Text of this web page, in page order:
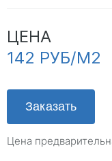
ЦЕНА
142 РУБ/М2
Заказать
Цена